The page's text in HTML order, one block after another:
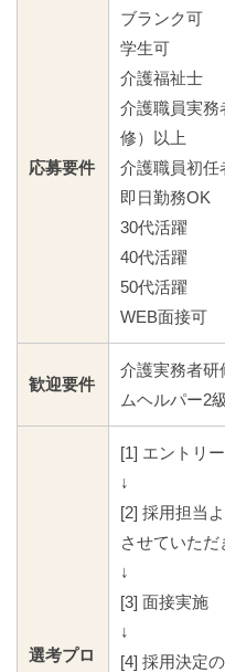
応募要件
ブランク可
学生可
介護福祉士
介護職員実務
修）以上
介護職員初任
即日勤務OK
30代活躍
40代活躍
50代活躍
WEB面接可
歓迎要件
介護実務者研
ムヘルパー2
選考プロ
[1] エントリ
↓
[2] 採用担当
させていただ
↓
[3] 面接実施
↓
[4] 採用決定